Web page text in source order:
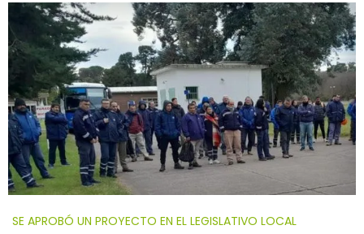
SE APROBÓ UN PROYECTO EN EL LEGISLATIVO LOCAL